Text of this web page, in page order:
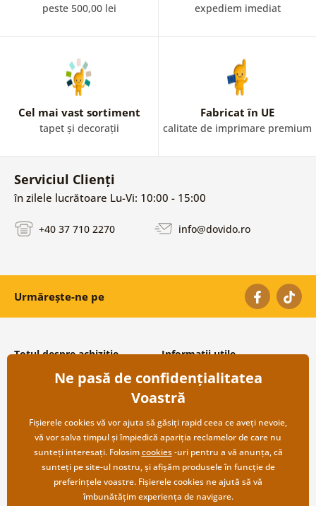
peste 500,00 lei expediem imediat
Cel mai vast sortiment
tapet și decorații
Fabricat în UE
calitate de imprimare premium
Serviciul Clienți
în zilele lucrătoare Lu-Vi: 10:00 - 15:00
+40 37 710 2270 info@dovido.ro
Urmărește-ne pe
Totul despre achiziție
Condiții și termeni generali
Protecția datelor personale
Transport și modalități de plată
Returnare
Informații utile
Despre noi
Întrebări frecvente
Contacte
Cooperare angro
Ne pasă de confidențialitatea
Voastră
Fișierele cookies vă vor ajuta să găsiți rapid ceea ce aveți nevoie,
vă vor salva timpul și împiedică apariția reclamelor de care nu
sunteți interesați. Folosimcookies-uri pentru a vă anunța, că
sunteți pe site-ul nostru, și afișăm produsele în funcție de
preferințele voastre. Fișierele cookies ne ajută să vă
îmbunătățim experiența de navigare.